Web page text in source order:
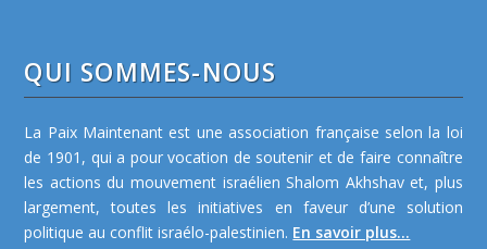
QUI SOMMES-NOUS
La Paix Maintenant est une association française selon la loi
de 1901, qui a pour vocation de soutenir et de faire connaître
les actions du mouvement israélien Shalom Akhshav et, plus
largement, toutes les initiatives en faveur d’une solution
politique au conflit israélo-palestinien. En savoir plus...